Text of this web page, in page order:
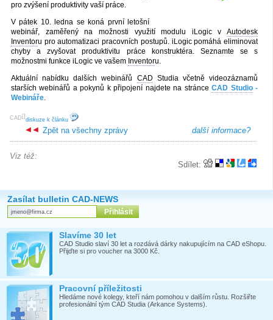
pro zvýšení produktivity vaší práce.
V pátek 10. ledna se koná první letošní
webinář, zaměřený na možnosti využití modulu iLogic v Autodesk
Inventoru pro automatizaci pracovních postupů. iLogic pomáhá eliminovat
chyby a zvyšovat produktivitu práce konstruktéra. Seznamte se s
možnostmi funkce iLogic ve vašem Inventoru.
Aktuální nabídku dalších webinářů CAD Studia včetně videozáznamů
starších webinářů a pokynů k připojení najdete na stránceCAD Studio-
Webináře.
[
CAD ]
diskuze k článku
další informace?
Zpět na všechny zprávy
Sdílet:
Viz též:
Zasílat bulletin CAD-NEWS
Slavíme 30 let
CAD Studio slaví 30 let a rozdává dárky nakupujícím na CAD eShopu.
Přijďte si pro voucher na 3000 Kč.
Pracovní příležitosti
Hledáme nové kolegy, kteří nám pomohou v dalším růstu. Rozšiřte
profesionální tým CAD Studia (Arkance Systems).